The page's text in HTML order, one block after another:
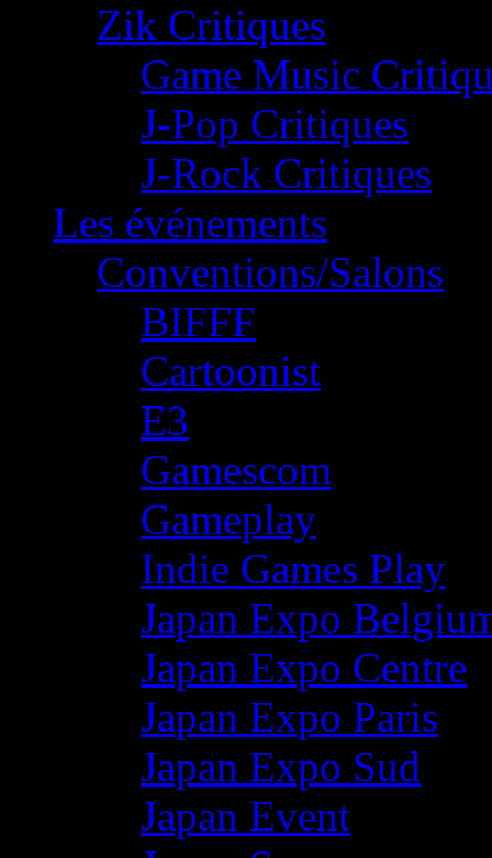
Zik Critiques
Game Music
J-Pop Critiques
J-Rock Critiques
Les événements
Conventions/Salons
BIFFF
Cartoonist
E3
Gamescom
Gameplay
Indie Games Play
Japan Expo
Japan Expo Centre
Japan Expo Paris
Japan Expo Sud
Japan Event